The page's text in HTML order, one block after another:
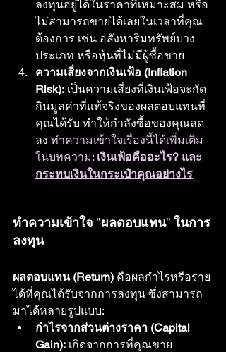
ลงทุนอยู่ได้ในราคาที่เหมาะสม หรือ
ไม่สามารถขายได้เลยในเวลาที่คุณ
ต้องการ เช่น อสังหาริมทรัพย์บาง
ประเภท หรือหุ้นที่ไม่มีผู้ซื้อขาย
ความเสี่ยงจากเงินเฟ้อ (Inflation
Risk): เป็นความเสี่ยงที่เงินเฟ้อจะกัด
กินมูลค่าที่แท้จริงของผลตอบแทนที่
คุณได้รับ ทำให้กำลังซื้อของคุณลด
ลง ทำความเข้าใจเรื่องนี้ได้เพิ่มเติม
ในบทความ: เงินเฟ้อคืออะไร? และ
กระทบเงินในกระเป๋าคุณอย่างไร
ทำความเข้าใจ "ผลตอบแทน" ในการ
ลงทุน
ผลตอบแทน (Return) คือผลกำไรหรือราย
ได้ที่คุณได้รับจากการลงทุน ซึ่งสามารถ
มาได้หลายรูปแบบ:
กำไรจากส่วนต่างราคา (Capital
Gain): เกิดจากการที่คุณขาย